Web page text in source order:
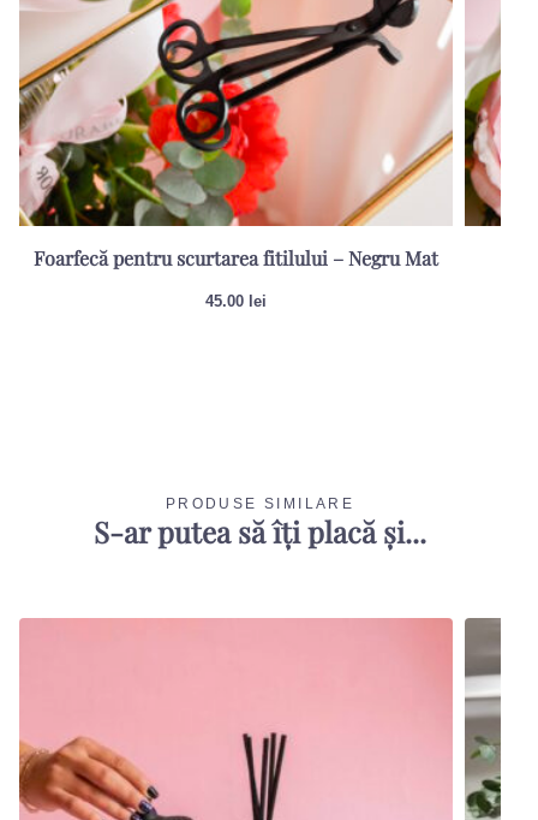
Foarfecă pentru scurtarea fitilului – Negru Mat
45.00 lei
PRODUSE SIMILARE
S-ar putea să îți placă și...